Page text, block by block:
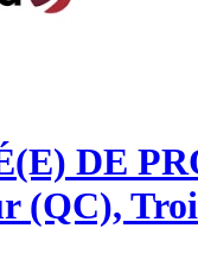
DE
(QC),